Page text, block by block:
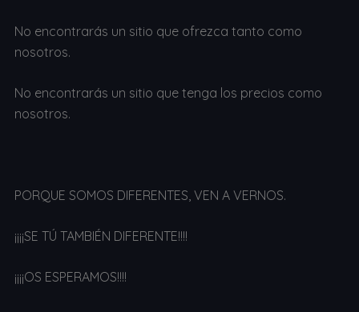
No encontrarás un sitio que ofrezca tanto como
nosotros.
No encontrarás un sitio que tenga los precios como
nosotros.
PORQUE SOMOS DIFERENTES, VEN A VERNOS.
¡¡¡¡SE TÚ TAMBIÉN DIFERENTE!!!!
¡¡¡¡OS ESPERAMOS!!!!